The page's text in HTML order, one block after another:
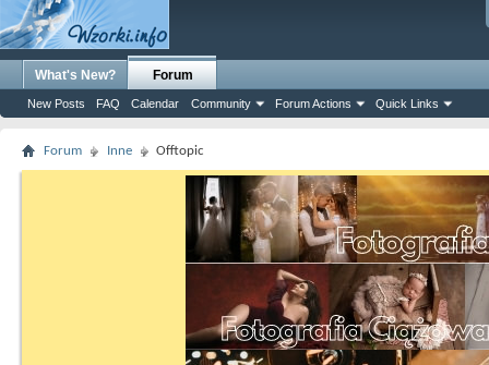
What's New? Forum
New Posts FAQ Calendar Community Forum Actions Quick Links
Forum Inne Offtopic